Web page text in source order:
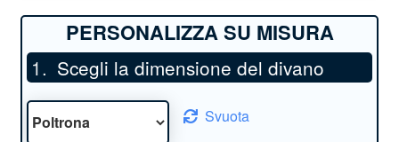
Scegli la dimensione del divano
Svuota